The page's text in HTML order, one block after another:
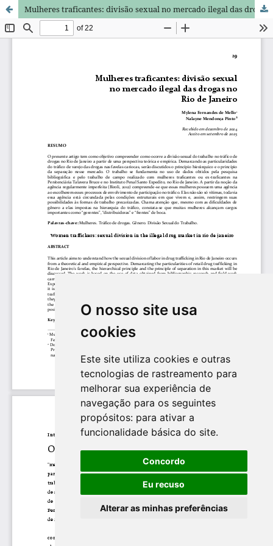
O nosso site usa
cookies
Este site utiliza cookies e outras
tecnologias de rastreamento para
melhorar sua experiência de
navegação para os seguintes
propósitos: para ativar a
funcionalidade básica do site.
Concordo
Eu recuso
Alterar as minhas preferências
Mulheres traficantes: divisão sexual no mercado ilegal das drogas no Rio de Janeiro